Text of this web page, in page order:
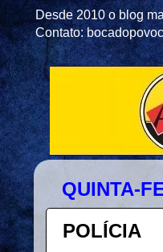
Desde 2010 o blog
Contato:
QUINTA-
POLÍCIA